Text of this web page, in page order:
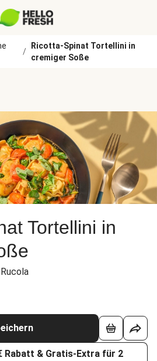
/
Ricotta-Spinat Tortellini in
cremiger Soße
Tortellini in
Rabatt & Gratis-Extra für 2